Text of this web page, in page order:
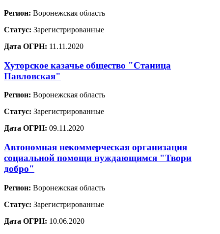
Регион: Воронежская область
Статус: Зарегистрированные
Дата ОГРН: 11.11.2020
Хуторское казачье общество "Станица
Павловская"
Регион: Воронежская область
Статус: Зарегистрированные
Дата ОГРН: 09.11.2020
Автономная некоммерческая организация
социальной помощи нуждающимся "Твори
добро"
Регион: Воронежская область
Статус: Зарегистрированные
Дата ОГРН: 10.06.2020